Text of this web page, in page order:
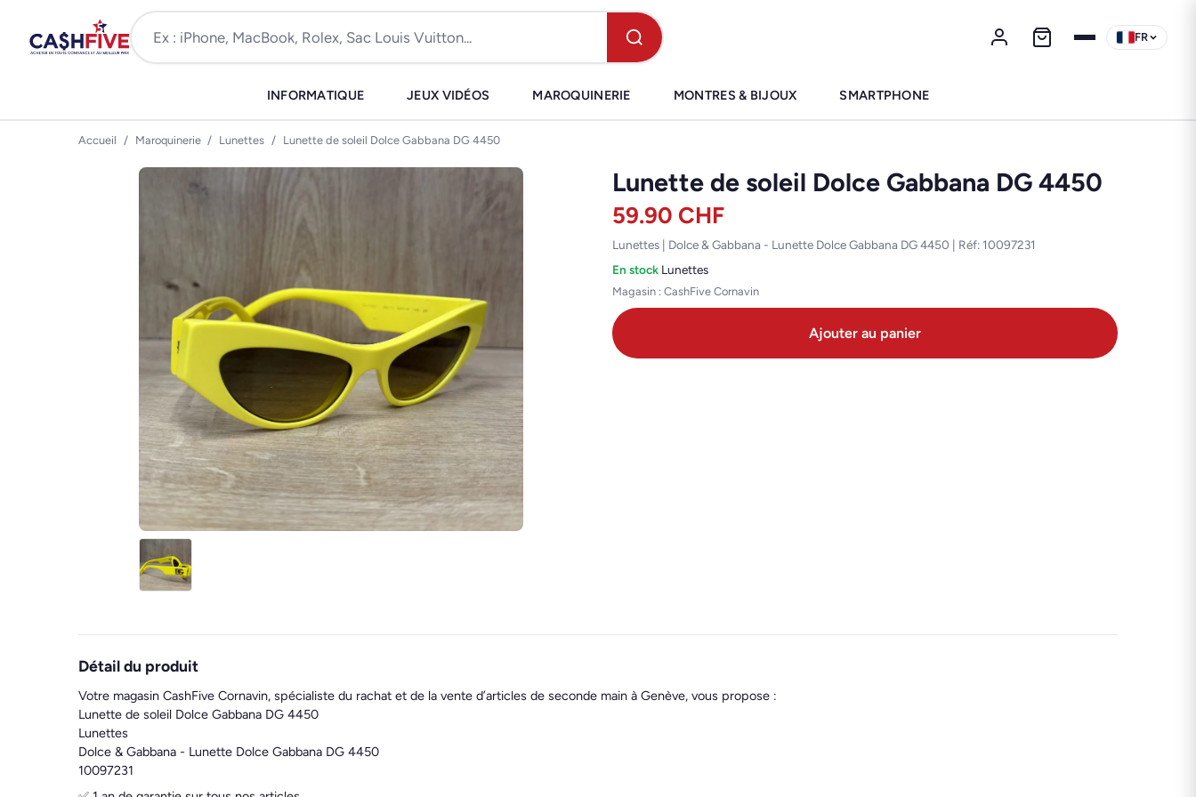
FR
INFORMATIQUE JEUX VIDÉOS MAROQUINERIE MONTRES & BIJOUX SMARTPHONE
Accueil / Maroquinerie / Lunettes / Lunette de soleil Dolce Gabbana DG 4450
Lunette de soleil Dolce Gabbana DG 4450
59.90 CHF
Lunettes | Dolce & Gabbana - Lunette Dolce Gabbana DG 4450 | Réf: 10097231
En stock·Lunettes
Magasin : CashFive Cornavin
Ajouter au panier
Détail du produit
Votre magasin CashFive Cornavin, spécialiste du rachat et de la vente d’articles de seconde main à Genève, vous propose :
Lunette de soleil Dolce Gabbana DG 4450
Lunettes
Dolce & Gabbana - Lunette Dolce Gabbana DG 4450
10097231